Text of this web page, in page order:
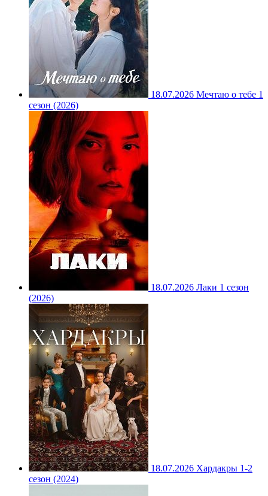
18.07.2026 Мечтаю о тебе 1
сезон (2026)
18.07.2026 Лаки 1 сезон
(2026)
18.07.2026 Хардакры 1-2
сезон (2024)